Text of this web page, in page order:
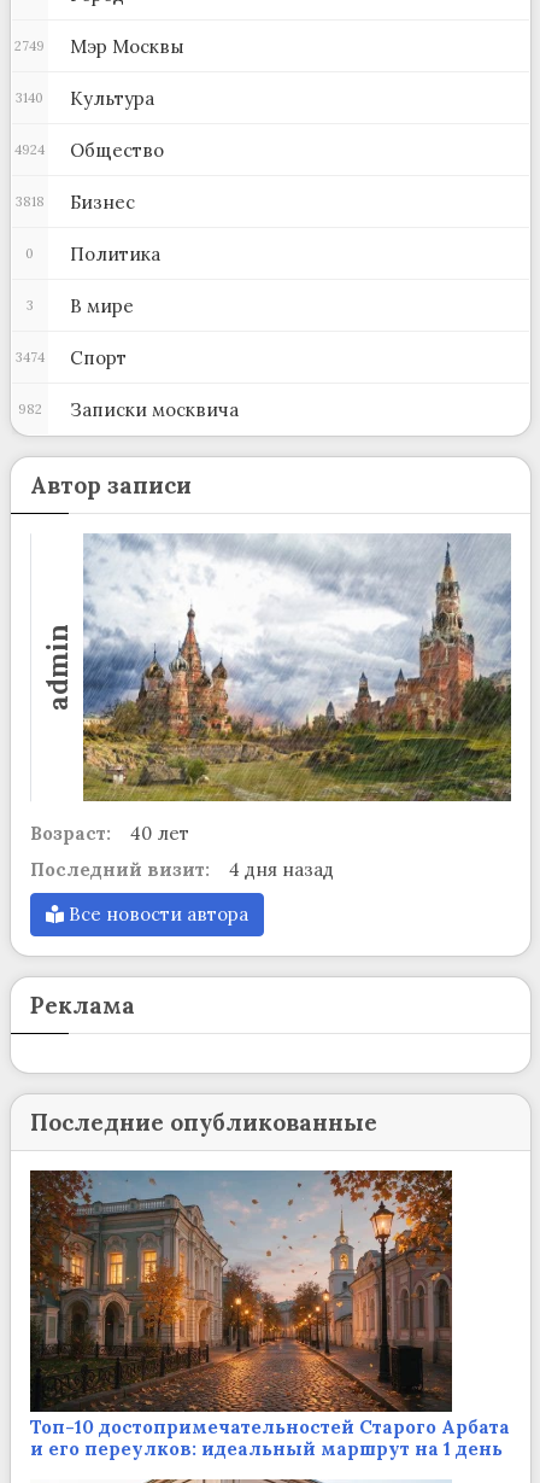
Мэр Москвы
2749
Культура
3140
Общество
4924
Бизнес
3818
Политика
0
В мире
3
Спорт
3474
Записки москвича
982
Автор записи
admin
Возраст:
40 лет
Последний визит:
4 дня назад
Все новости автора
Реклама
Последние опубликованные
Топ-10 достопримечательностей Старого Арбата
и его переулков: идеальный маршрут на 1 день